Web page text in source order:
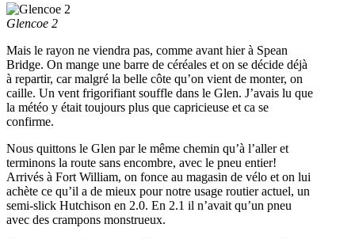
Glencoe 2
Mais le rayon ne viendra pas, comme avant hier à Spean
Bridge. On mange une barre de céréales et on se décide déjà
à repartir, car malgré la belle côte qu’on vient de monter, on
caille. Un vent frigorifiant souffle dans le Glen. J’avais lu que
la météo y était toujours plus que capricieuse et ca se
confirme.
Nous quittons le Glen par le même chemin qu’à l’aller et
terminons la route sans encombre, avec le pneu entier!
Arrivés à Fort William, on fonce au magasin de vélo et on lui
achète ce qu’il a de mieux pour notre usage routier actuel, un
semi-slick Hutchison en 2.0. En 2.1 il n’avait qu’un pneu
avec des crampons monstrueux.